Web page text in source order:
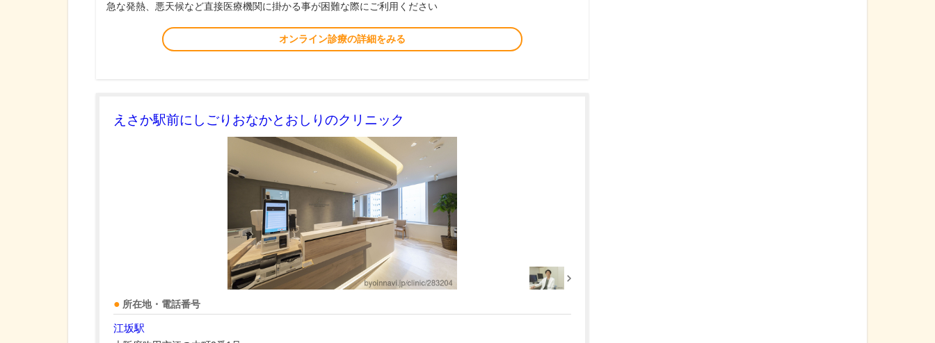
急な発熱、悪天候など直接医療機関に掛かる事が困難な際にご利用ください
オンライン診療の詳細をみる
えさか駅前にしごりおなかとおしりのクリニック
所在地・電話番号
江坂駅